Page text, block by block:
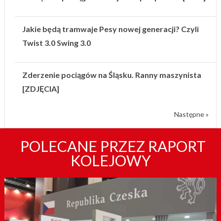
Jakie będą tramwaje Pesy nowej generacji? Czyli
Twist 3.0 Swing 3.0
Zderzenie pociągów na Śląsku. Ranny maszynista
[ZDJĘCIA]
Następne »
POLECANE PRZEZ RAPORT
KOLEJOWY